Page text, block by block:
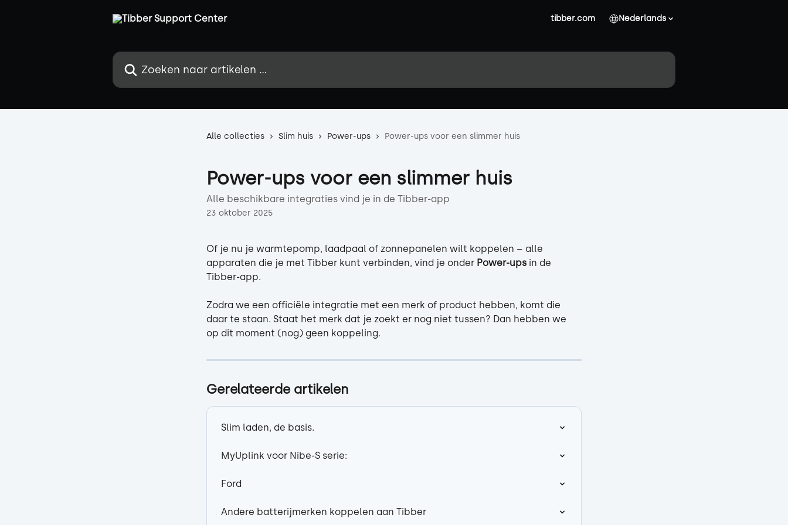
tibber.com Nederlands
Zoeken naar artikelen ...
Alle collecties Slim huis Power-ups Power-ups voor een slimmer huis
Power-ups voor een slimmer huis
Alle beschikbare integraties vind je in de Tibber-app
23 oktober 2025
Of je nu je warmtepomp, laadpaal of zonnepanelen wilt koppelen – alle
apparaten die je met Tibber kunt verbinden, vind je onder Power-ups in de
Tibber-app.
Zodra we een officiële integratie met een merk of product hebben, komt die
daar te staan. Staat het merk dat je zoekt er nog niet tussen? Dan hebben we
op dit moment (nog) geen koppeling.
Gerelateerde artikelen
Slim laden, de basis.
MyUplink voor Nibe-S serie:
Ford
Andere batterijmerken koppelen aan Tibber